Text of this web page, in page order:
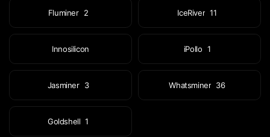
Fluminer 2 IceRiver 11
Innosilicon iPollo 1
Jasminer 3 Whatsminer 36
Goldshell 1